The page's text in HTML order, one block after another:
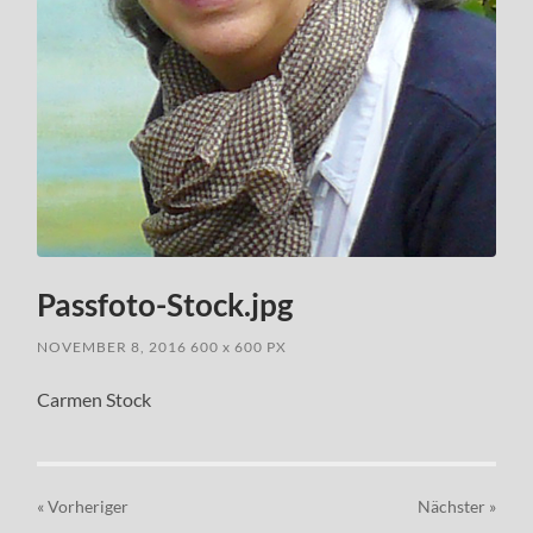
Passfoto-Stock.jpg
NOVEMBER 8, 2016 600x 600 PX
Carmen Stock
« Vorheriger Nächster »